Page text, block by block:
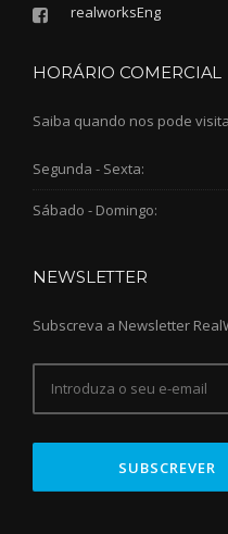
realworksEng
HORÁRIO COMERCIAL
Saiba quando nos pode
Segunda - Sexta:
Sábado - Domingo:
NEWSLETTER
Subscreva a Newsletter